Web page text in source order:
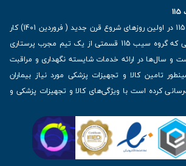
فروشگاه اینترنتی سیب 115 در اولین روزهای شروع قرن جدید ( فروردین 1401) کار
خود را آغاز کرد. از آنجایی که گروه سیب 115 قسمتی از یک تیم مجرب پرستاری
و سال‌ها در ارائه خدمات شایسته نگهداری و مراقبت
تامین کالا و تجهیزات پزشکی مورد نیاز بیماران
کرده است با ویژگی‌های کالا و تجهیزات پزشکی و
اطلاعات بسیار ارزشمندی را دارا می‌باشد